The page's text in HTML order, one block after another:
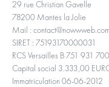
29 rue Christian Gavelle
78200 Mantes la Jolie
Mail : contact@nowwweb.com
SIRET : 75193170000031
RCS Versailles B 751 931 700
Capital social 3.333,00
Immatriculation 06-06-2012